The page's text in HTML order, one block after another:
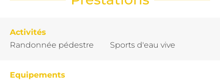
Activités
Randonnée pédestre
Sports d'eau vive
Equipements